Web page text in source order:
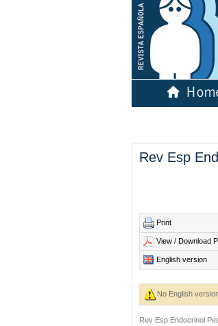
Rev Esp
Print
View / Download
English version
No English
Rev Esp Endocrinol